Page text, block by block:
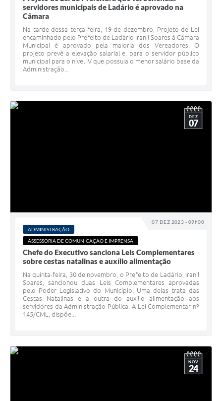
servidores municipais de Ladário é aprovado na
Câmara
Na tarde dessa terça-feira, 19 de dezembro, Projeto de Lei
encaminhado pelo Prefeito de Ladário Iranil Soares à Câmara
Municipal é aprovado pela maioria dos Vereadores. O
projeto prevê a elevação salarial e, para o servidor público
municipal para o nível IV que possuia o menor salário base da
Administração...
07 DEZ 2023 - 09h00
DEZ
07
ADMINISTRAÇÃO
ASSESSORIA DE COMUNICAÇÃO E IMPRENSA
Chefe do Executivo sanciona Leis Complementares
sobre cestas natalinas e auxílio alimentação
Na quinta-feira, 30 de novembro, o Prefeito de Ladário, Iranil
Soares, sancionou duas Leis Complementares aprovadas
pelo Poder Legislativo do Município. Uma delas trata das
Cestas Natalinas e a outra do auxílio alimentação aos
servidores da Administração Pública. A Lei Complementar nº
145/CML, dispõe...
NOV
24